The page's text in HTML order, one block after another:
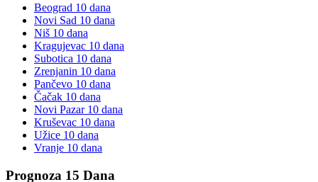
Beograd 10 dana
Novi Sad 10 dana
Niš 10 dana
Kragujevac 10 dana
Subotica 10 dana
Zrenjanin 10 dana
Pančevo 10 dana
Čačak 10 dana
Novi Pazar10 dana
Kruševac 10 dana
Užice 10 dana
Vranje 10 dana
Prognoza 15 Dana